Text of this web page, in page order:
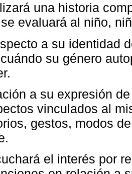
una historia
evaluará al niño,
a su identidad
su género
a su expresión
vinculados al
gestos, modos
el interés por